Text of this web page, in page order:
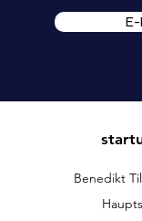
Benedikt